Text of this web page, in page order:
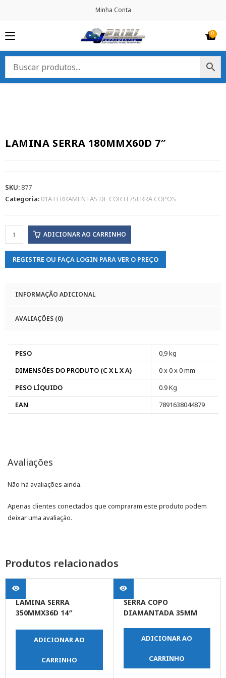
Minha Conta
LAMINA SERRA 180MMX60D 7″
SKU: 877
Categoria: 01A FERRAMENTAS DE CORTE/SERRA COPOS
ADICIONAR AO CARRINHO
REGISTRE OU FAÇA LOGIN PARA VER O PREÇO
INFORMAÇÃO ADICIONAL
AVALIAÇÕES (0)
PESO
0,9 kg
DIMENSÕES DO PRODUTO (C X L X A)
0 x 0 x 0 mm
PESO LÍQUIDO
0.9 Kg
EAN
7891638044879
Avaliações
Não há avaliações ainda.
Apenas clientes conectados que compraram este produto podem
deixar uma avaliação.
Produtos relacionados
LAMINA SERRA
350MMX36D 14″
ADICIONAR AO
CARRINHO
SERRA COPO
DIAMANTADA 35MM
ADICIONAR AO
CARRINHO